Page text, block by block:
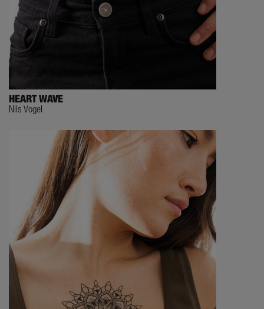
HEART WAVE
Nils Vogel